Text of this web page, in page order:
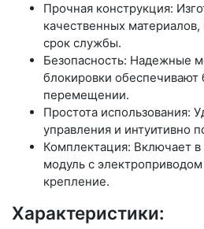
Прочная конструкция:
качественных материалов,
срок службы.
Безопасность: Надежные
блокировки обеспечивают
перемещении.
Простота использования:
управления и интуитивно
Комплектация: Включает
модуль с
крепление.
Характеристики: